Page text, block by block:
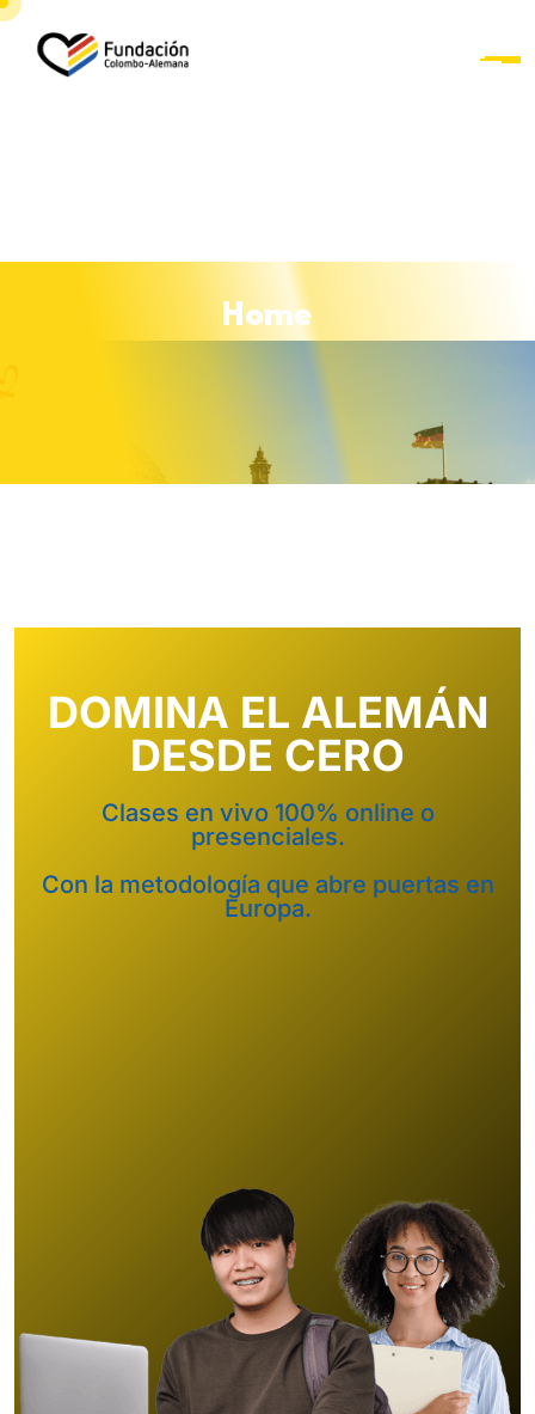
+
+
Curso
sabatino
Home
DOMINA EL ALEMÁN
DESDE CERO
Clases en vivo 100% online o
presenciales.
Con la metodología que abre puertas en
Europa.